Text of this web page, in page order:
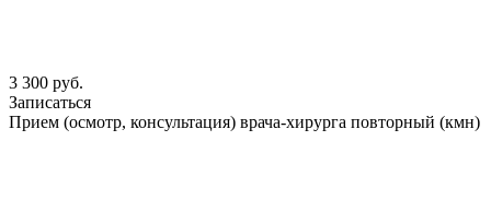
3 300 руб.
Записаться
Прием (осмотр, консультация) врача-хирурга повторный (кмн)